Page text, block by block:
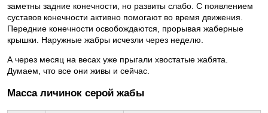
заметны задние конечности, но развиты слабо. С появлением
суставов конечности активно помогают во время движения.
Передние конечности освобождаются, прорывая жаберные
крышки. Наружные жабры исчезли через неделю.
А через месяц на весах уже прыгали хвостатые жабята.
Думаем, что все они живы и сейчас.
Масса личинок серой жабы